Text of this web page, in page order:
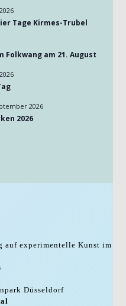
Tage Kirmes-Trubel
Folkwang am 21. August
2026
2026
auf experimentelle Kunst im
Düsseldorf